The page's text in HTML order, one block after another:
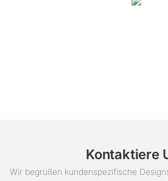
Kontaktiere
Wir begrüßen kundenspezifische